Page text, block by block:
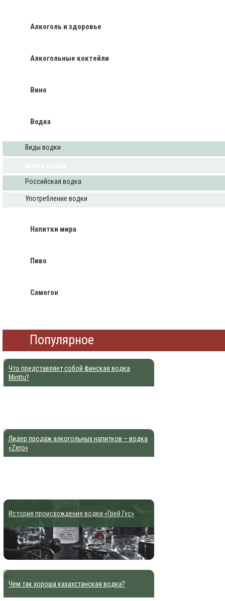
Алкоголь и здоровье
Алкогольные коктейли
Вино
Водка
Виды водки
Российская водка
Употребление водки
Напитки мира
Пиво
Самогон
Популярное
Что представляет собой финская водка
Minttu?
Лидер продаж алкогольных напитков – водка
«Zero»
История происхождения водки «Грей Гус»
Чем так хороша казахстанская водка?